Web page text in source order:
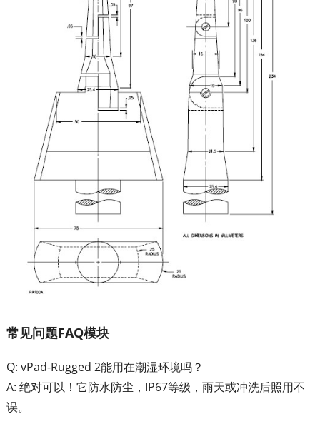
常见问题FAQ模块
Q: vPad-Rugged 2能用在潮湿环境吗？
A: 绝对可以！它防水防尘，IP67等级，雨天或冲洗后照用不
误。